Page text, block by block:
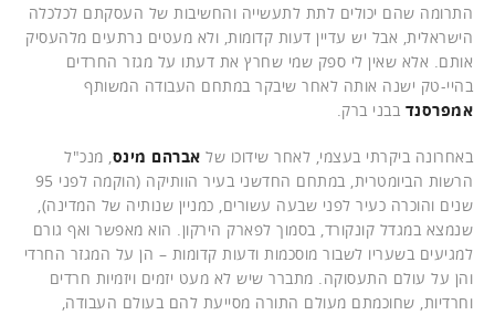
התרומה שהם יכולים לתת לתעשייה והחשיבות של העסקתם לכלכלה
הישראלית, אבל יש עדיין דעות קדומות, ולא מעטים נרתעים מלהעסיק
אותם. אלא שאין לי ספק שמי שחרץ את דעתו על מגזר החרדים
בהיי-טק ישנה אותה לאחר שיבקר במתחם העבודה המשותף
אמפרסנד בבני ברק.
באחרונה ביקרתי בעצמי, לאחר שידוכו של אברהם מינס , מנכ"ל
הרשות הביומטרית, במתחם החדשני בעיר הוותיקה (הוקמה לפני 95
שנים והוכרה כעיר לפני שבעה עשורים, כמניין שנותיה של המדינה),
שנמצא במגדל קונקורד, בסמוך לפארק הירקון. הוא מאפשר ואף גורם
למגיעים בשעריו לשבור מוסכמות ודעות קדומות – הן על המגזר החרדי
והן על עולם התעסוקה. מתברר שיש לא מעט יזמים ויזמיות חרדים
וחרדיות, שחוכמתם מעולם התורה מסייעת להם בעולם העבודה,